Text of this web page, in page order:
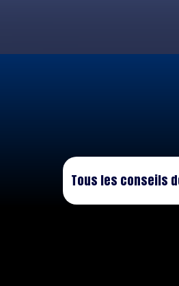
Tous les conseils